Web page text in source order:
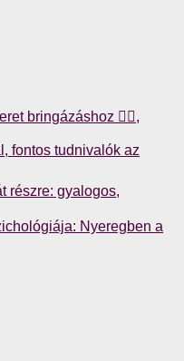
bringázáshoz 🚴‍♀️,
fontos tudnivalók az
részre: gyalogos,
Nyeregben a